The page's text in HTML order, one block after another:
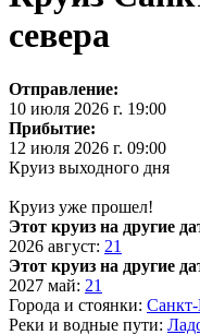
севера
Отправление:
10 июля 2026 г. 19:00
Прибытие:
12 июля 2026 г. 09:00
Круиз выходного дня
Круиз уже прошел!
Этот круиз на другие
2026 август: 21
Этот круиз на другие
2027 май: 21
Города и стоянки: Санкт-
Реки и водные пути: